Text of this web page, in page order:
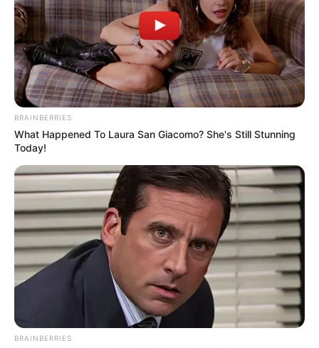
BRAINBERRIES
What Happened To Laura San Giacomo? She's Still Stunning
Today!
BRAINBERRIES